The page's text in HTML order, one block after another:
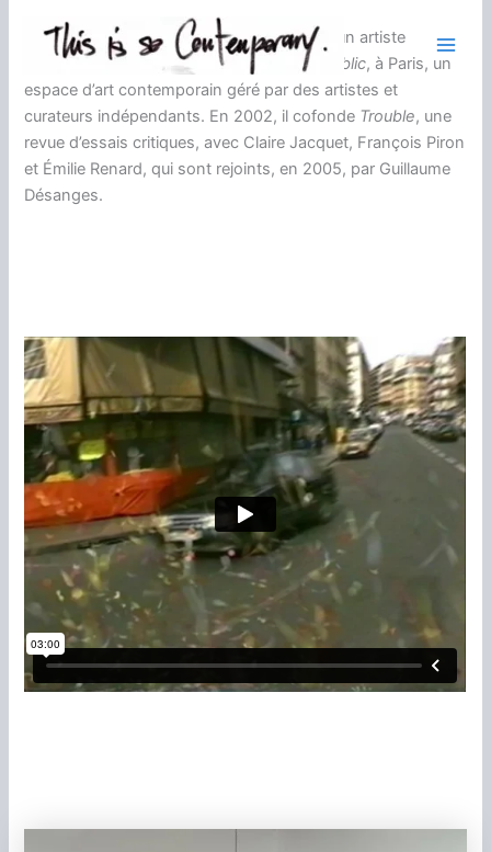
Boris Achour
, né à Marseille en 1966, est un artiste
français. Il est cofondateur, en 1999, de
Public, à Paris, un
espace d’art contemporain géré par des artistes et
curateurs indépendants. En 2002, il cofonde Trouble, une
revue d’essais critiques, avec Claire Jacquet, François Piron
et Émilie Renard, qui sont rejoints, en 2005, par Guillaume
Désanges.